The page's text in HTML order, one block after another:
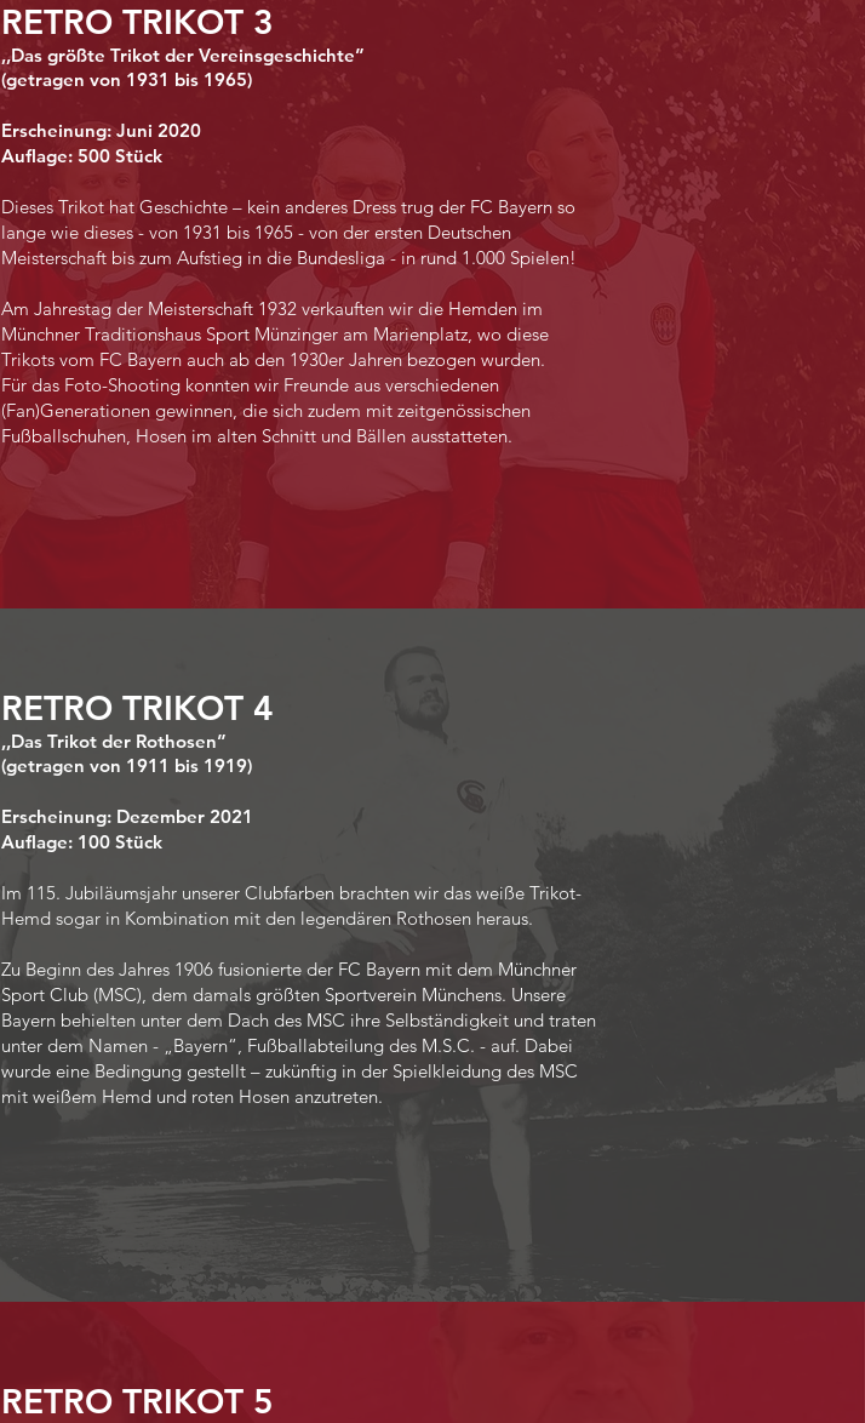
RETRO TRIKOT 3
,,Das größte Trikot der Vereinsgeschichte”
(getragen von 1931 bis 1965)
Erscheinung: Juni 2020
Auflage: 500 Stück
Dieses Trikot hat Geschichte – kein anderes Dress trug der FC Bayern so
lange wie dieses - von 1931 bis 1965 - von der ersten Deutschen
Meisterschaft bis zum Aufstieg in die Bundesliga - in rund 1.000 Spielen!
Am Jahrestag der Meisterschaft 1932 verkauften wir die Hemden im
Münchner Traditionshaus Sport Münzinger am Marienplatz, wo diese
Trikots vom FC Bayern auch ab den 1930er Jahren bezogen wurden.
Für das Foto-Shooting konnten wir Freunde aus verschiedenen
(Fan)Generationen gewinnen, die sich zudem mit zeitgenössischen
Fußballschuhen, Hosen im alten Schnitt und Bällen ausstatteten.
RETRO TRIKOT 4
,,Das Trikot der Rothosen”
(getragen von 1911 bis 1919)
Erscheinung: Dezember 2021
Auflage: 100 Stück
Im 115. Jubiläumsjahr unserer Clubfarben brachten wir das weiße Trikot-
Hemd sogar in Kombination mit den legendären Rothosen heraus.
Zu Beginn des Jahres 1906 fusionierte der FC Bayern mit dem Münchner
Sport Club (MSC), dem damals größten Sportverein Münchens. Unsere
Bayern behielten unter dem Dach des MSC ihre Selbständigkeit und traten
unter dem Namen - „Bayern“, Fußballabteilung des M.S.C. - auf. Dabei
wurde eine Bedingung gestellt – zukünftig in der Spielkleidung des MSC
mit weißem Hemd und roten Hosen anzutreten.
RETRO TRIKOT 5